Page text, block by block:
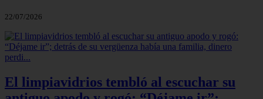
22/07/2026
El limpiavidrios tembló al escuchar su